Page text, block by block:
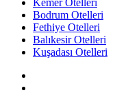
Kemer Otelleri
Bodrum Otelleri
Fethiye Otelleri
Balıkesir Otelleri
Kuşadası Otelleri